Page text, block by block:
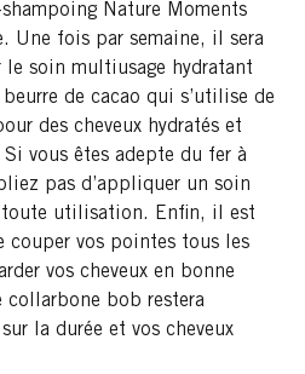
Nature Moments
Une fois par semaine, il sera
le soin multiusage hydratant
de cacao qui s’utilise de
des cheveux hydratés et
vous êtes adepte du fer à
pas d’appliquer un soin
toute utilisation. Enfin, il est
couper vos pointes tous les
vos cheveux en bonne
collarbone bob restera
la durée et vos cheveux